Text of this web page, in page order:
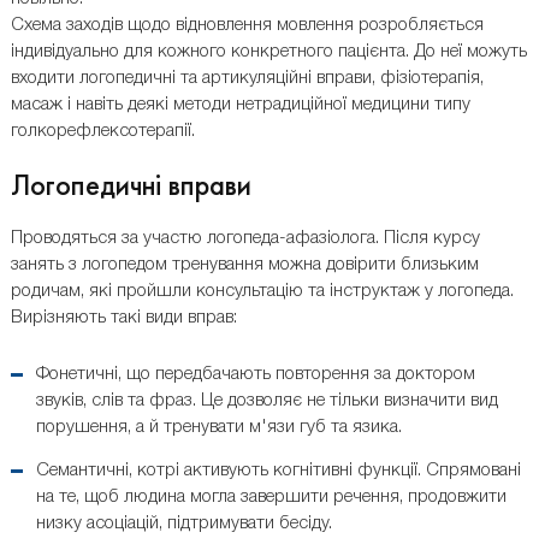
Схема заходів щодо відновлення мовлення розробляється
індивідуально для кожного конкретного пацієнта. До неї можуть
входити логопедичні та артикуляційні вправи, фізіотерапія,
масаж і навіть деякі методи нетрадиційної медицини типу
голкорефлексотерапії.
Логопедичні вправи
Проводяться за участю логопеда-афазіолога. Після курсу
занять з логопедом тренування можна довірити близьким
родичам, які пройшли консультацію та інструктаж у логопеда.
Вирізняють такі види вправ:
Фонетичні, що передбачають повторення за доктором
звуків, слів та фраз. Це дозволяє не тільки визначити вид
порушення, а й тренувати м'язи губ та язика.
Семантичні, котрі активують когнітивні функції. Спрямовані
на те, щоб людина могла завершити речення, продовжити
низку асоціацій, підтримувати бесіду.